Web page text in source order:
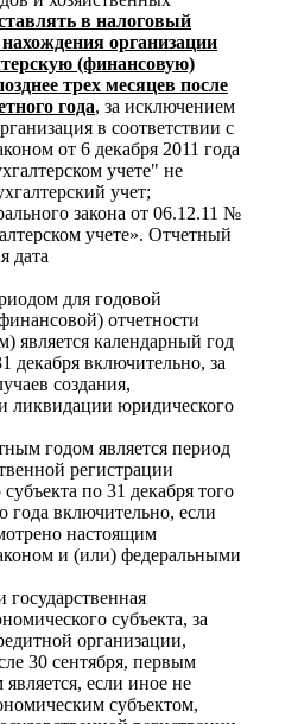
в налоговый
организации
(финансовую)
трех месяцев после
года, за исключением
в соответствии с
от 6 декабря 2011 года
учете" не
учет;
закона от 06.12.11 №
учете». Отчетный
дата
для годовой
отчетности
является календарный год
декабря включительно, за
создания,
ликвидации юридического
годом является период
регистрации
по 31 декабря того
года включительно, если
настоящим
и (или) федеральными
государственная
субъекта, за
организации,
30 сентября, первым
если иное не
субъектом,